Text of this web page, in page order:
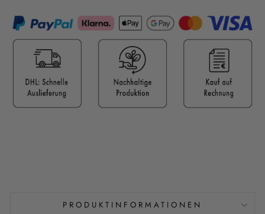
PRODUKTINFORMATIONEN